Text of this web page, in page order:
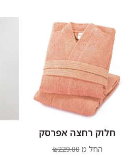
חלוק רחצה אפרסק
החל מ ₪229.00